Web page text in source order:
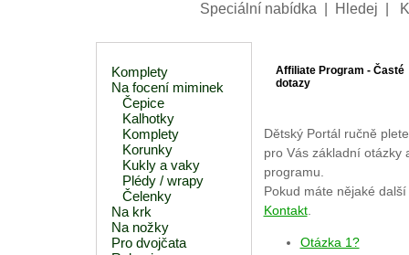
Speciální nabídka Hledej
Komplety
Na focení miminek
Čepice
Kalhotky
Komplety
Korunky
Kukly a vaky
Plédy / wrapy
Čelenky
Na krk
Na nožky
Pro dvojčata
Affiliate Program - Časté
dotazy
Dětský Portál ručně
pro Vás základní otázky
programu.
Pokud máte nějaké
Kontakt.
Otázka 1?